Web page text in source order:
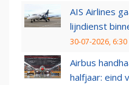
AIS Airlines
lijndienst
30-07-2026, 6:30
Airbus
halfjaar: eind